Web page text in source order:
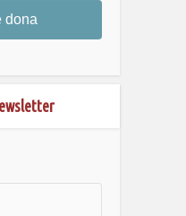
dona